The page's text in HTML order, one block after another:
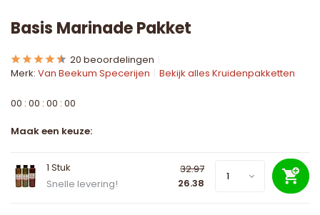
Basis Marinade Pakket
20 beoordelingen
Merk: Van Beekum Specerijen Bekijk alles Kruidenpakketten
00 : 00 : 00 : 00
Maak een keuze:
1 Stuk
Snelle levering!
32.97
26.38